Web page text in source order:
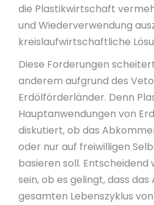
die Plastikwirtschaft
und Wiederverwendung
kreislaufwirtschaftliche
Diese Forderungen
anderem aufgrund des
Erdölförderländer. Denn
Hauptanwendungen von
diskutiert, ob das
oder nur auf freiwilligen
basieren soll. Entscheidend
sein, ob es gelingt, dass
gesamten Lebenszyklus